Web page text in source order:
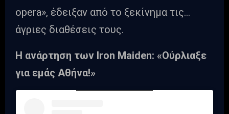
opera», έδειξαν από το ξεκίνημα τις…
άγριες διαθέσεις τους.
Η ανάρτηση των Iron Maiden: «Ούρλιαξε
για εμάς Αθήνα!»